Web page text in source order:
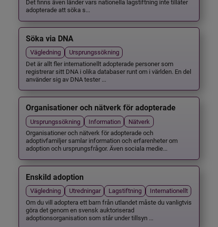
Det finns även länder vars nationella lagstiftning inte tillåter
adopterade att söka s...
Söka via DNA
Vägledning
Ursprungssökning
Det är allt fler internationellt adopterade personer som
registrerar sitt DNA i olika databaser runt om i världen. En del
använder sig av DNA tester ...
Organisationer och nätverk för adopterade
Ursprungssökning Information
Nätverk
Organisationer och nätverk för adopterade och
adoptivfamiljer samlar information och erfarenheter om
adoption och ursprungsfrågor. Även sociala medie...
Enskild adoption
Vägledning Utredningar Lagstiftning
Internationellt
Om du vill adoptera ett barn från utlandet måste du vanligtvis
göra det genom en svensk auktoriserad
adoptionsorganisation som står under tillsyn ...